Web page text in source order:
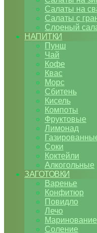
Салаты на
Салаты с
Слоеный
НАПИТКИ
Пунш
Чай
Кофе
Квас
Морс
Сбитень
Кисель
Компоты
Фруктовые
Лимонад
Соки
Коктейли
Алкогольные
ЗАГОТОВКИ
Варенье
Конфитюр
Повидло
Лечо
Маринование
Соление